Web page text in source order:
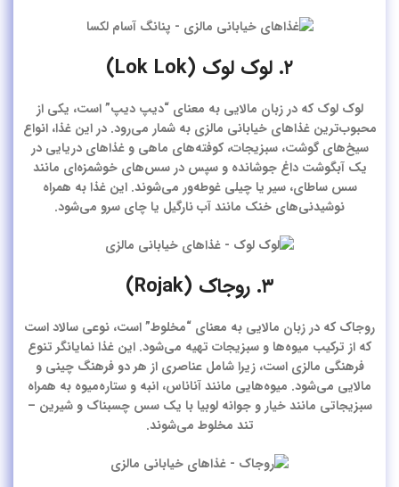
۲. لوک لوک (Lok Lok)
لوک لوک که در زبان مالایی به معنای “دیپ دیپ” است، یکی از
محبوب‌ترین غذاهای خیابانی مالزی به شمار می‌رود. در این غذا، انواع
سیخ‌های گوشت، سبزیجات، کوفته‌های ماهی و غذاهای دریایی در
یک آبگوشت داغ جوشانده و سپس در سس‌های خوشمزه‌ای مانند
سس ساطای، سیر یا چیلی غوطه‌ور می‌شوند. این غذا به همراه
نوشیدنی‌های خنک مانند آب نارگیل یا چای سرو می‌شود.
۳. روجاک (Rojak)
روجاک که در زبان مالایی به معنای “مخلوط” است، نوعی سالاد است
که از ترکیب میوه‌ها و سبزیجات تهیه می‌شود. این غذا نمایانگر تنوع
فرهنگی مالزی است، زیرا شامل عناصری از هر دو فرهنگ چینی و
مالایی می‌شود. میوه‌هایی مانند آناناس، انبه و ستاره‌میوه به همراه
سبزیجاتی مانند خیار و جوانه لوبیا با یک سس چسبناک و شیرین –
تند مخلوط می‌شوند.